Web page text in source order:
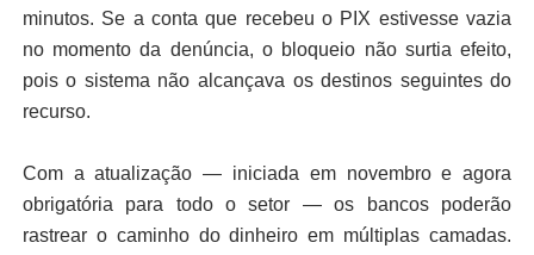
minutos. Se a conta que recebeu o PIX estivesse vazia
no momento da denúncia, o bloqueio não surtia efeito,
pois o sistema não alcançava os destinos seguintes do
recurso.
Com a atualização — iniciada em novembro e agora
obrigatória para todo o setor — os bancos poderão
rastrear o caminho do dinheiro em múltiplas camadas.